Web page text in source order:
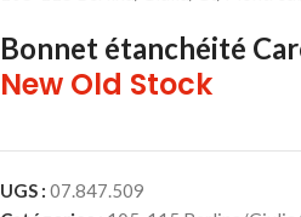
Bonnet étanchéité
New Old Stock
UGS : 07.847.509